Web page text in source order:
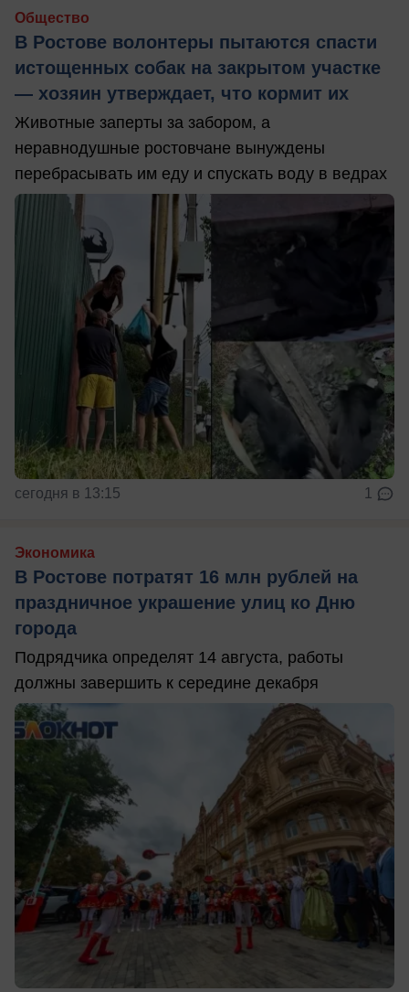
Общество
В Ростове волонтеры пытаются спасти
истощенных собак на закрытом участке
— хозяин утверждает, что кормит их
Животные заперты за забором, а
неравнодушные ростовчане вынуждены
перебрасывать им еду и спускать воду в ведрах
сегодня в 13:15 1
Экономика
В Ростове потратят 16 млн рублей на
праздничное украшение улиц ко Дню
города
Подрядчика определят 14 августа, работы
должны завершить к середине декабря